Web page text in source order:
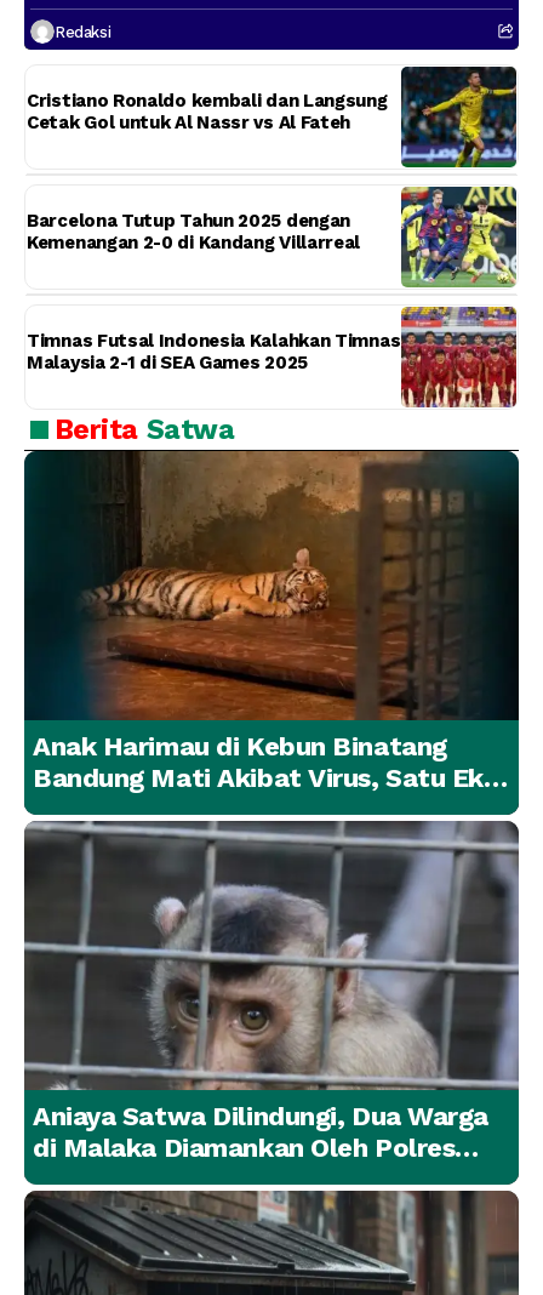
Redaksi
Cristiano Ronaldo kembali dan Langsung
Cetak Gol untuk Al Nassr vs Al Fateh
Barcelona Tutup Tahun 2025 dengan
Kemenangan 2-0 di Kandang Villarreal
Timnas Futsal Indonesia Kalahkan Timnas
Malaysia 2-1 di SEA Games 2025
Berita Satwa
Anak Harimau di Kebun Binatang
Bandung Mati Akibat Virus, Satu Ekor
Lainnya Berangsur Membaik
Aniaya Satwa Dilindungi, Dua Warga
di Malaka Diamankan Oleh Polres
Malaka